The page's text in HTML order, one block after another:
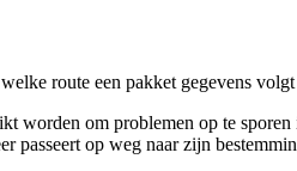
route een pakket gegevens
worden om problemen op te
passeert op weg naar zijn